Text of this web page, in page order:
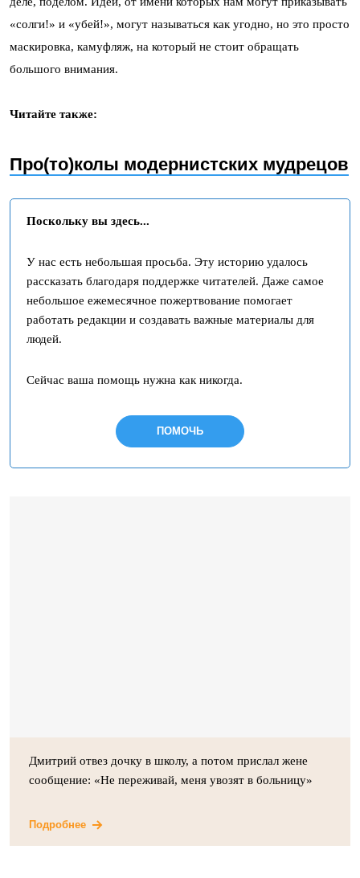
«солги!» и «убей!», могут называться как угодно, но это просто
маскировка, камуфляж, на который не стоит обращать
большого внимания.
Читайте также:
Про(то)колы модернистских мудрецов
Поскольку вы здесь...
У нас есть небольшая просьба. Эту историю удалось
рассказать благодаря поддержке читателей. Даже самое
небольшое ежемесячное пожертвование помогает
работать редакции и создавать важные материалы для
людей.
Сейчас ваша помощь нужна как никогда.
ПОМОЧЬ
Дмитрий отвез дочку в школу, а потом прислал жене
сообщение: «Не переживай, меня увозят в больницу»
Подробнее